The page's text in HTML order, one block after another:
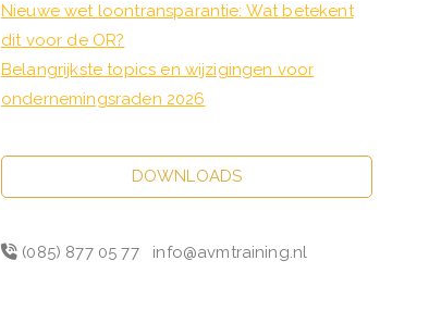
Nieuwe wet loontransparantie: Wat betekent
dit voor de OR?
Belangrijkste topics en wijzigingen voor
ondernemingsraden 2026
DOWNLOADS
(085) 877 05 77 info@avmtraining.nl